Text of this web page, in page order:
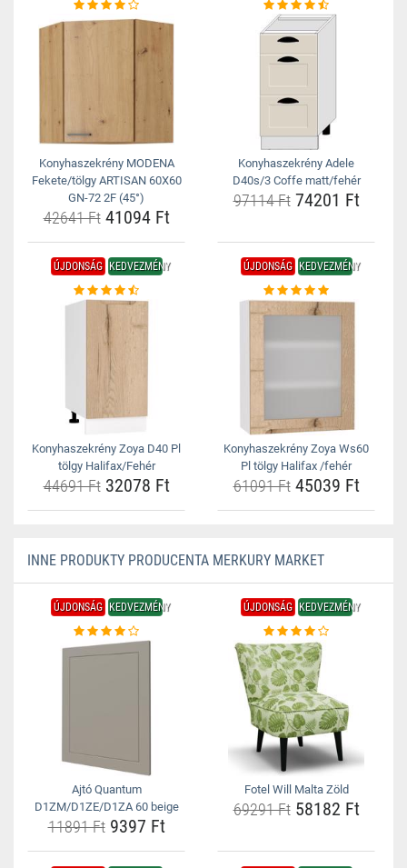
Konyhaszekrény MODENA
Fekete/tölgy ARTISAN 60X60
GN-72 2F (45°)
42641 Ft41094 Ft
Konyhaszekrény Adele
D40s/3 Coffe matt/fehér
97114 Ft74201 Ft
ÚJDONSÁG KEDVEZMÉNY
Konyhaszekrény Zoya D40 Pl
tölgy Halifax/Fehér
44691 Ft32078 Ft
ÚJDONSÁG KEDVEZMÉNY
Konyhaszekrény Zoya Ws60
Pl tölgy Halifax /fehér
61091 Ft45039 Ft
INNE PRODUKTY PRODUCENTA MERKURY MARKET
ÚJDONSÁG KEDVEZMÉNY
Ajtó Quantum
D1ZM/D1ZE/D1ZA 60 beige
11891 Ft9397 Ft
ÚJDONSÁG KEDVEZMÉNY
Fotel Will Malta Zöld
69291 Ft58182 Ft